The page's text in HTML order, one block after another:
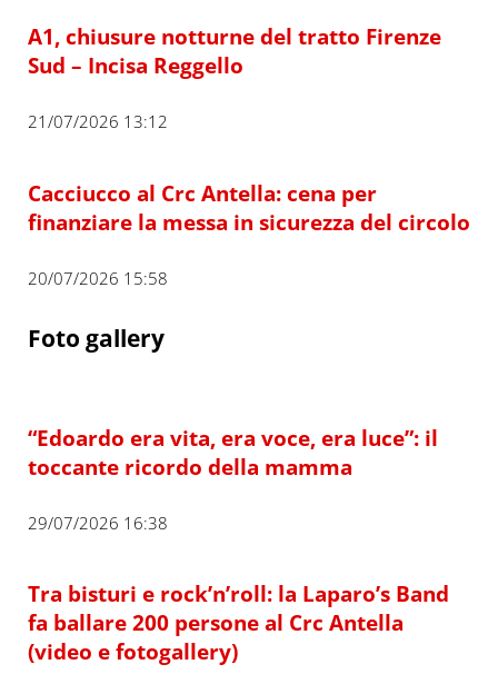
A1, chiusure notturne del tratto Firenze
Sud – Incisa Reggello
21/07/2026 13:12
Cacciucco al Crc Antella: cena per
finanziare la messa in sicurezza del circolo
20/07/2026 15:58
Foto gallery
“Edoardo era vita, era voce, era luce”: il
toccante ricordo della mamma
29/07/2026 16:38
Tra bisturi e rock’n’roll: la Laparo’s Band
fa ballare 200 persone al Crc Antella
(video e fotogallery)